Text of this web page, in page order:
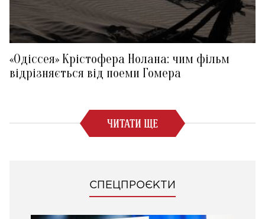
«Одіссея» Крістофера Нолана: чим фільм
відрізняється від поеми Гомера
ЧИТАТИ ЩЕ
СПЕЦПРОЄКТИ